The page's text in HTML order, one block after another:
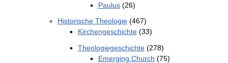
Paulus(26)
Historische Theologie(467)
Kirchengeschichte(33)
Theologiegeschichte(278)
Emerging Church (75)